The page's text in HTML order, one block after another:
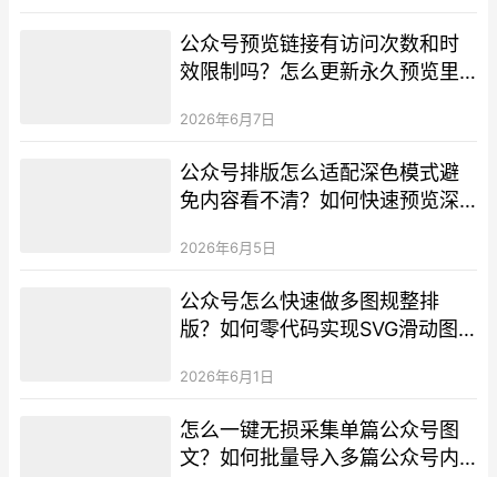
公众号预览链接有访问次数和时
效限制吗？怎么更新永久预览里
2026年6月7日
公众号排版怎么适配深色模式避
免内容看不清？如何快速预览深
2026年6月5日
公众号怎么快速做多图规整排
版？如何零代码实现SVG滑动图
2026年6月1日
怎么一键无损采集单篇公众号图
文？如何批量导入多篇公众号内